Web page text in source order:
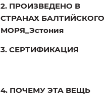
2. ПРОИЗВЕДЕНО В
СТРАНАХ БАЛТИЙСКОГО
МОРЯ_Эстония
3. СЕРТИФИКАЦИЯ
4. ПОЧЕМУ ЭТА ВЕЩЬ